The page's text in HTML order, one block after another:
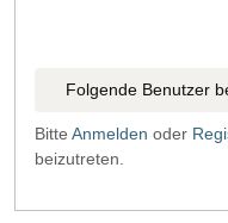
Folgende Benutzer
Bitte Anmelden oder
beizutreten.